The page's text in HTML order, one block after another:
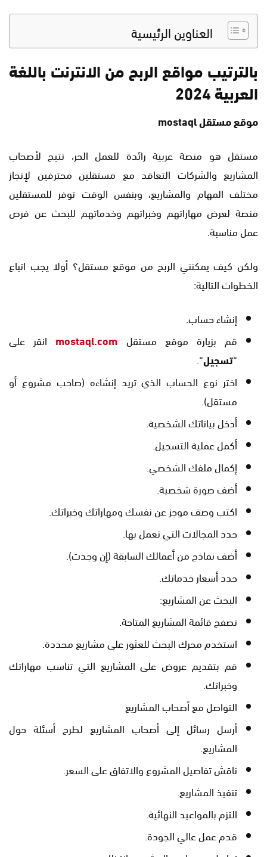
العناوين الرئيسية
بالترتيب مواقع الربح من الانترنت باللغة
العربية 2024
موقع مستقل mostaql
مستقل هو منصة عربية رائدة للعمل الحر، تتيح لأصحاب
المشاريع والشركات التعاقد مع مستقلين محترفين لإنجاز
مختلف المهام والمشاريع، وبنفس الوقت توفر للمستقلين
منصة لعرض مهاراتهم وخبراتهم وخدماتهم للبحث عن فرص
عمل مناسبة.
ولكن كيف يمكنني الربح من موقع مستقل؟ أولا يجب اتباع
الخطوات التالية:
إنشاء حساب.
قم بزيارة موقع مستقل mostaql.com انقر على
“تسجيل“.
اختر نوع الحساب الذي تريد إنشاءه (صاحب مشروع أو
مستقل).
أدخل بياناتك الشخصية.
أكمل عملية التسجيل.
إكمال ملفك الشخصي.
أضف صورة شخصية.
اكتب وصف موجز عن نفسك ومهاراتك وخبراتك.
حدد المجالات التي تعمل بها.
أضف نماذج من أعمالك السابقة (إن وجدت).
حدد أسعار خدماتك.
البحث عن المشاريع:
تصفح قائمة المشاريع المتاحة.
استخدم محرك البحث للعثور على مشاريع محددة.
قم بتقديم عروض على المشاريع التي تناسب مهاراتك
وخبراتك.
التواصل مع أصحاب المشاريع
أرسل رسائل إلى أصحاب المشاريع لطرح أسئلة حول
المشاريع.
ناقش تفاصيل المشروع والاتفاق على السعر.
تنفيذ المشاريع.
التزم بالمواعيد النهائية.
قدم عمل عالي الجودة.